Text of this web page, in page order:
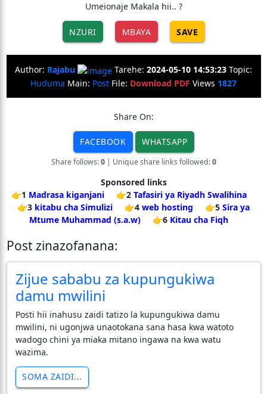
Umeionaje Makala hii.. ?
NZURI MBAYA SAVE
Author: Rajabu Tarehe: 2024-05-10 14:53:23 Topic:
Huduma Main: Post File: Download PDF Views 1827
Share On:
FACEBOOK WHATSAPP
Share follows:0| Unique share links followed:0
Sponsored links
👉1 Madrasa kiganjani 👉2 Tafasiri ya Riyadh Swalihina
👉3 kitabu cha Simulizi 👉4 web hosting 👉5 Sira ya
Mtume Muhammad (s.a.w)
👉6 Kitau cha Fiqh
Post zinazofanana:
Zijue sababu za kupungukiwa
damu mwilini
Posti hii inahusu zaidi tatizo la kupungukiwa damu
mwilini, ni ugonjwa unaotokana sana hasa kwa watoto
wadogo chini ya miaka mitano ingawa na kwa watu
wazima.
SOMA ZAIDI...